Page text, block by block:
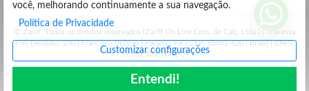
você, melhorando continuamente a sua navegação.
Política de Privacidade
Customizar configurações
Entendi!
© Zariff. Todos os direitos reservados (Zariff On Line Com. de Calç. Ltda.) | Travessa
Frei Deodato, 230 | Francisco Beltrão | Parana - PR | CEP: 85601-620 | Brasil | CNPJ:
19.662.102/0001-09